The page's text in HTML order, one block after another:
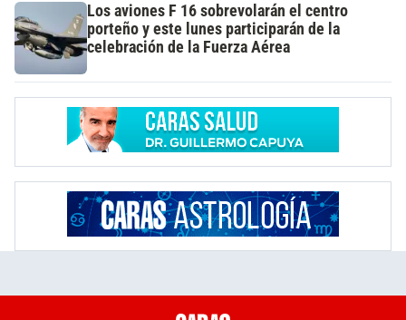
Los aviones F 16 sobrevolarán el centro
porteño y este lunes participarán de la
celebración de la Fuerza Aérea